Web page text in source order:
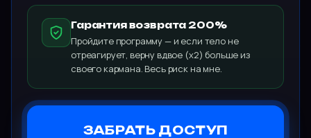
Гарантия возврата 200%
Пройдите программу — и если тело не
отреагирует, верну вдвое (х2) больше из
своего кармана. Весь риск на мне.
ЗАБРАТЬ ДОСТУП